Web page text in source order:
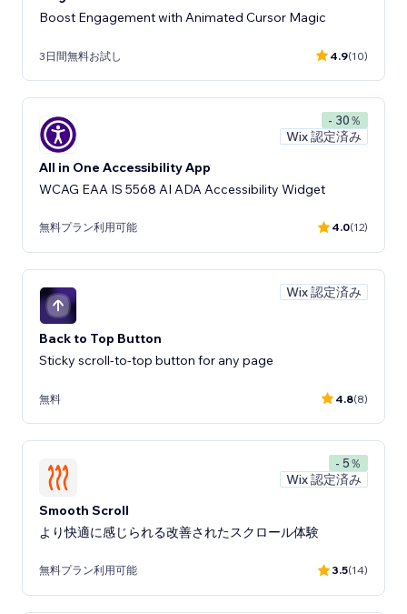
Boost Engagement with Animated Cursor Magic
3日間無料お試し 4.9(10)
- 30％
Wix 認定済み
All in One Accessibility App
WCAG EAA IS 5568 AI ADA Accessibility Widget
無料プラン利用可能 4.0(12)
Wix 認定済み
Back to Top Button
Sticky scroll-to-top button for any page
無料 4.8(8)
- 5％
Wix 認定済み
Smooth Scroll
より快適に感じられる改善されたスクロール体験
無料プラン利用可能 3.5(14)